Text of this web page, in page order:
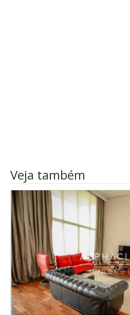
Veja também